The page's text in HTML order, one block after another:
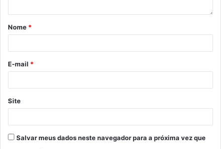
Nome *
E-mail *
Site
Salvar meus dados neste navegador para a próxima vez que